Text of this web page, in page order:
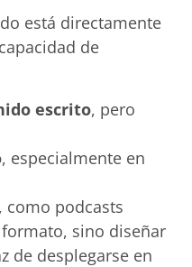
está directamente
de
escrito, pero
, especialmente en
, como podcasts
sino diseñar
de desplegarse en